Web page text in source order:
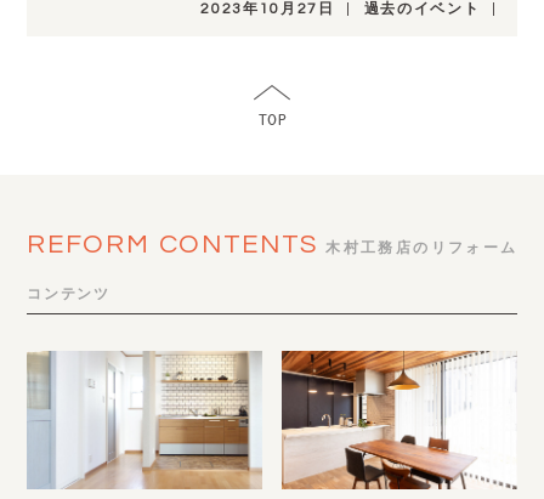
2023年10月27日 過去のイベント
REFORM CONTENTS 木村工務店のリフォーム
コンテンツ